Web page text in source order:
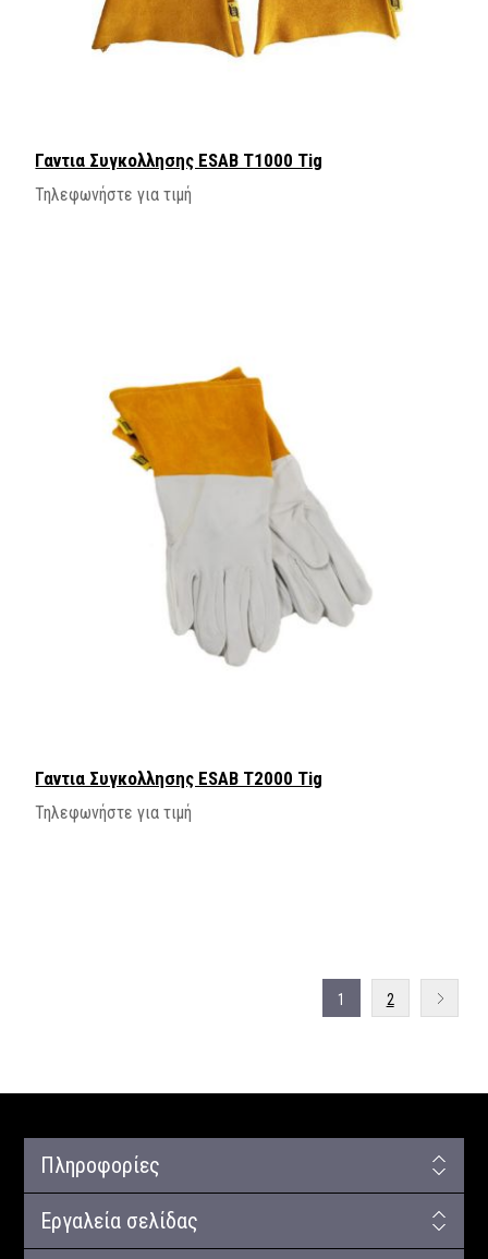
Γαντια Συγκολλησης ESAB Τ1000 Tig
Τηλεφωνήστε για τιμή
Γαντια Συγκολλησης ESAB T2000 Tig
Τηλεφωνήστε για τιμή
1 2
Πληροφορίες
Εργαλεία σελίδας